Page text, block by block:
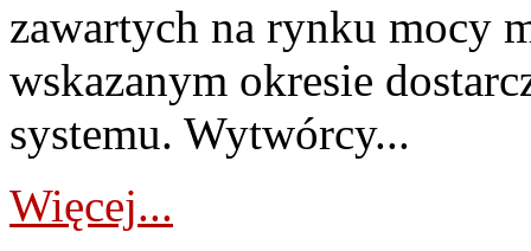
zawartych na rynku mocy
wskazanym okresie
systemu. Wytwórcy...
Więcej...